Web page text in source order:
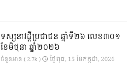
ទស្សនាវដ្ដីប្រជាជន ឆ្នាំទី២៦ លេខ៣០១
ខែមិថុនា ឆ្នាំ២០២៦
ចំនួនអាន ( 2.7k ) ថ្ងៃ​ពុធ, 15 ខែ​កក្កដា, 2026